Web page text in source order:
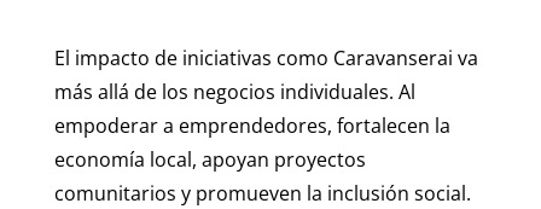
El impacto de iniciativas como Caravanserai va
más allá de los negocios individuales. Al
empoderar a emprendedores, fortalecen la
economía local, apoyan proyectos
comunitarios y promueven la inclusión social.